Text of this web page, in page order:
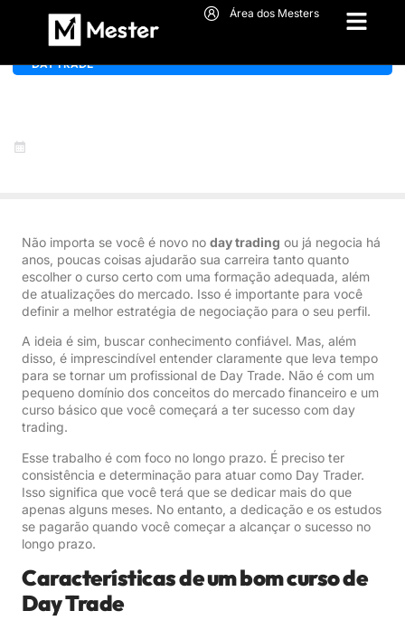
Área dos Mesters
DAY TRADE
Não importa se você é novo no day trading ou já negocia há
anos, poucas coisas ajudarão sua carreira tanto quanto
escolher o curso certo com uma formação adequada, além
de atualizações do mercado. Isso é importante para você
definir a melhor estratégia de negociação para o seu perfil.
A ideia é sim, buscar conhecimento confiável. Mas, além
disso, é imprescindível entender claramente que leva tempo
para se tornar um profissional de Day Trade. Não é com um
pequeno domínio dos conceitos do mercado financeiro e um
curso básico que você começará a ter sucesso com day
trading.
Esse trabalho é com foco no longo prazo. É preciso ter
consistência e determinação para atuar como Day Trader.
Isso significa que você terá que se dedicar mais do que
apenas alguns meses. No entanto, a dedicação e os estudos
se pagarão quando você começar a alcançar o sucesso no
longo prazo.
Características de um bom curso de
Day Trade